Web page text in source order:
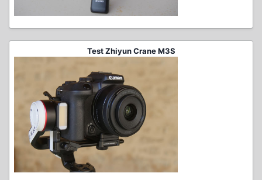
Test Zhiyun Crane M3S